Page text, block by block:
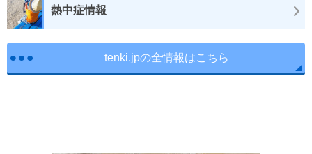
熱中症情報
tenki.jpの全情報はこちら